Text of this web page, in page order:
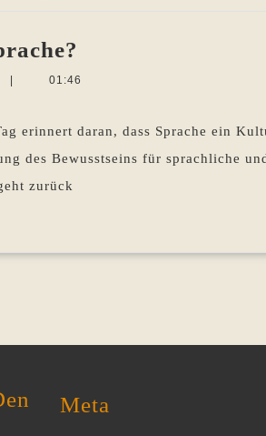
brauchen
den
Tag
01:46
erinnert daran, dass Sprache ein
des Bewusstseins für sprachliche
zurück
Meta